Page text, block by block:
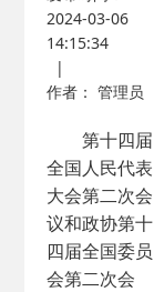
2024-03-06
14:15:34
|
作者： 管理员
第十四届
全国人民代表
大会第二次会
议和政协第十
四届全国委员
会第二次会